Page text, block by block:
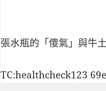
張水瓶的「傻氣」與牛
TC:healthcheck123